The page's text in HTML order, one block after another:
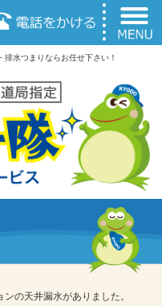
水つまりならお任せ下さい！
の天井漏水がありました。